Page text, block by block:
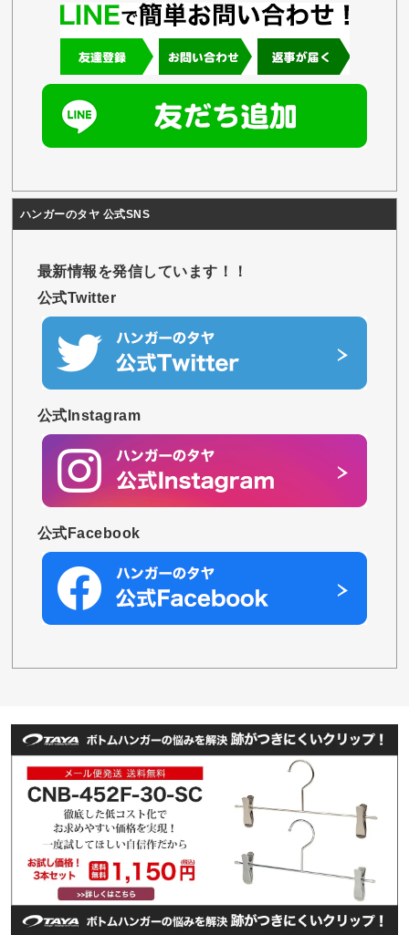
ハンガーのタヤ 公式SNS
最新情報を発信しています！！
公式Twitter
公式Instagram
公式Facebook